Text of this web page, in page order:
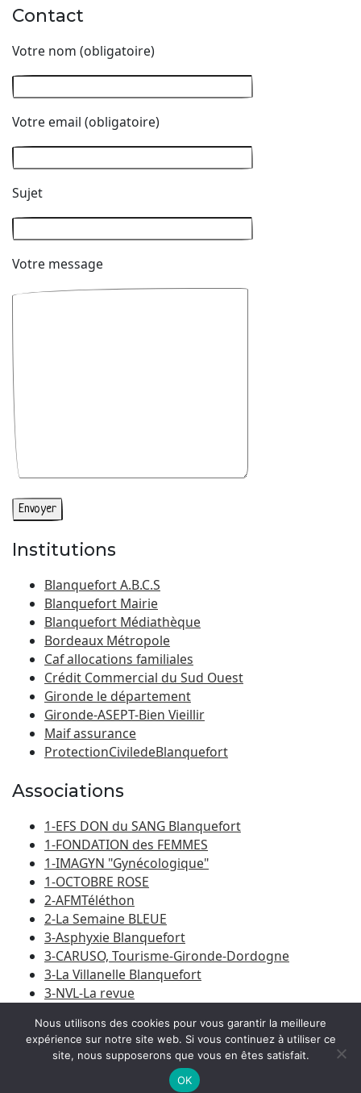
Contact
Votre nom (obligatoire)
Votre email (obligatoire)
Sujet
Votre message
Institutions
Blanquefort A.B.C.S
Blanquefort Mairie
Blanquefort Médiathèque
Bordeaux Métropole
Caf allocations familiales
Crédit Commercial du Sud Ouest
Gironde le département
Gironde-ASEPT-Bien Vieillir
Maif assurance
ProtectionCiviledeBlanquefort
Associations
1-EFS DON du SANG Blanquefort
1-FONDATION des FEMMES
1-IMAGYN "Gynécologique"
1-OCTOBRE ROSE
2-AFMTéléthon
2-La Semaine BLEUE
3-Asphyxie Blanquefort
3-CARUSO, Tourisme-Gironde-Dordogne
3-La Villanelle Blanquefort
3-NVL-La revue
© 2026Amicale Laïque Blanquefort-Caychac |Bootstrap
Nous utilisons des cookies pour vous garantir la meilleure
expérience sur notre site web. Si vous continuez à utiliser ce
site, nous supposerons que vous en êtes satisfait.
OK